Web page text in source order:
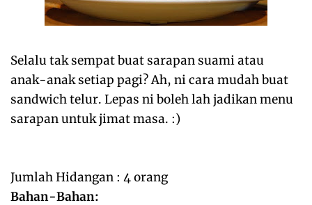
Selalu tak sempat buat sarapan suami atau
anak-anak setiap pagi? Ah, ni cara mudah buat
sandwich telur. Lepas ni boleh lah jadikan menu
sarapan untuk jimat masa. :)
Jumlah Hidangan : 4 orang
Bahan-Bahan: